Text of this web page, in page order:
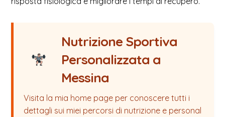
Nutrizione Sportiva
Personalizzata a
Messina
Visita la mia home page per conoscere tutti i
dettagli sui miei percorsi di nutrizione e personal